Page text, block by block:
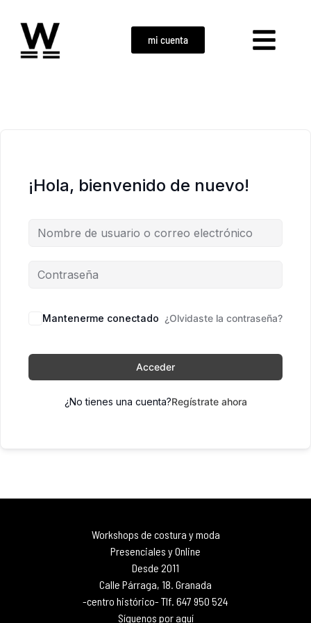
mi cuenta
¡Hola, bienvenido de nuevo!
Mantenerme conectado ¿Olvidaste la contraseña?
Acceder
¿No tienes una cuenta?Regístrate ahora
Workshops de costura y moda
Presenciales y Online
Desde 2011
Calle Párraga, 18. Granada
-centro histórico- Tlf. 647 950 524
Síguenos por aquí